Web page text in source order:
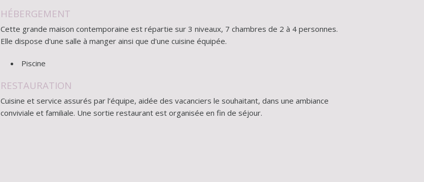
HÉBERGEMENT
Cette grande maison contemporaine est répartie sur 3 niveaux, 7 chambres de 2 à 4 personnes.
Elle dispose d'une salle à manger ainsi que d'une cuisine équipée.
Piscine
RESTAURATION
Cuisine et service assurés par l’équipe, aidée des vacanciers le souhaitant, dans une ambiance
conviviale et familiale. Une sortie restaurant est organisée en fin de séjour.